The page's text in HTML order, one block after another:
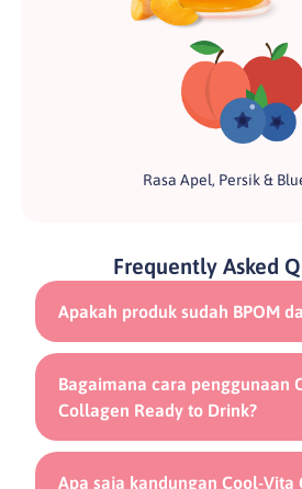
Rasa Apel, Persik &
Frequently Asked
Apakah produk sudah BPOM
Bagaimana cara penggunaan
Collagen Ready to Drink?
Apa saja kandungan Cool-Vita